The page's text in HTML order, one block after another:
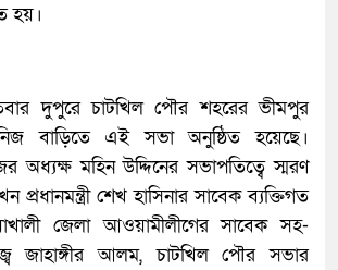
হয়।
দুপুরে চাটখিল পৌর শহরের ভীমপুর
বাড়িতে এই সভা অনুষ্ঠিত হয়েছে।
অধ্যক্ষ মহিন উদ্দিনের সভাপতিত্বে স্মরণ
প্রধানমন্ত্রী শেখ হাসিনার সাবেক ব্যক্তিগত
জেলা আওয়ামীলীগের সাবেক সহ-
জাহাঙ্গীর আলম, চাটখিল পৌর সভার